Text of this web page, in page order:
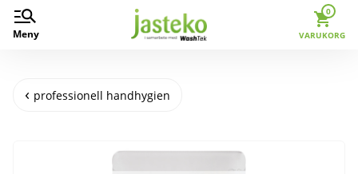
Meny
0
VARUKORG
professionell handhygien